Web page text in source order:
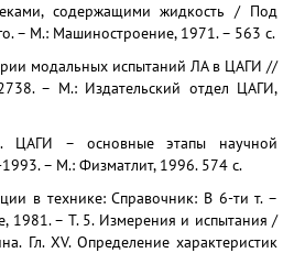
содержащими жид­кость / Под
– М.: Маши­ностроение, 1971. – 563 с.
модальных испытаний ЛА в ЦАГИ //
– М.: Изда­тельский отдел ЦАГИ,
ЦАГИ – основные этапы научной
– М.: Физматлит, 1996. 574 c.
в технике: Справочник: В 6-ти т. –
1981. – Т. 5. Из­мерения и испытания /
Гл. XV. Определение характеристик